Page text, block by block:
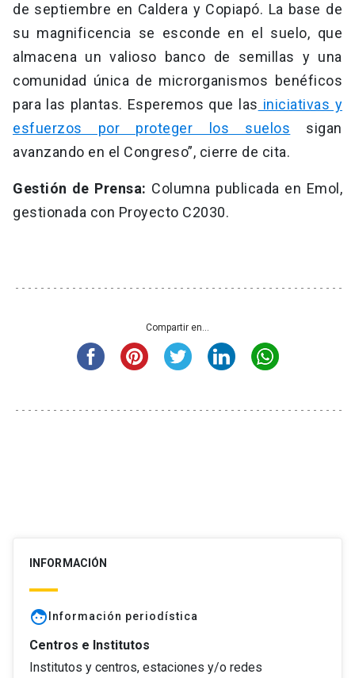
de septiembre en Caldera y Copiapó. La base de
su magnificencia se esconde en el suelo, que
almacena un valioso banco de semillas y una
comunidad única de microrganismos benéficos
para las plantas. Esperemos que las iniciativas y
esfuerzos por proteger los suelos sigan
avanzando en el Congreso”, cierre de cita.
Gestión de Prensa: Columna publicada en Emol,
gestionada con Proyecto C2030.
Compartir en...
INFORMACIÓN
face Información periodística
Centros e Institutos
Institutos y centros, estaciones y/o redes